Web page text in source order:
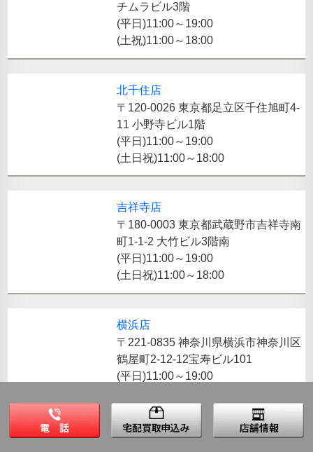
チムラビル3階
(平日)11:00～19:00
(土祝)11:00～18:00
北千住店
〒120-0026 東京都足立区千住旭町4-
11 小野寺ビル1階
(平日)11:00～19:00
(土日祝)11:00～18:00
吉祥寺店
〒180-0003 東京都武蔵野市吉祥寺南
町1-1-2 大竹ビル3階南
(平日)11:00～19:00
(土日祝)11:00～18:00
横浜店
〒221-0835 神奈川県横浜市神奈川区
鶴屋町2-12-12宝寿ビル101
(平日)11:00～19:00
川崎店